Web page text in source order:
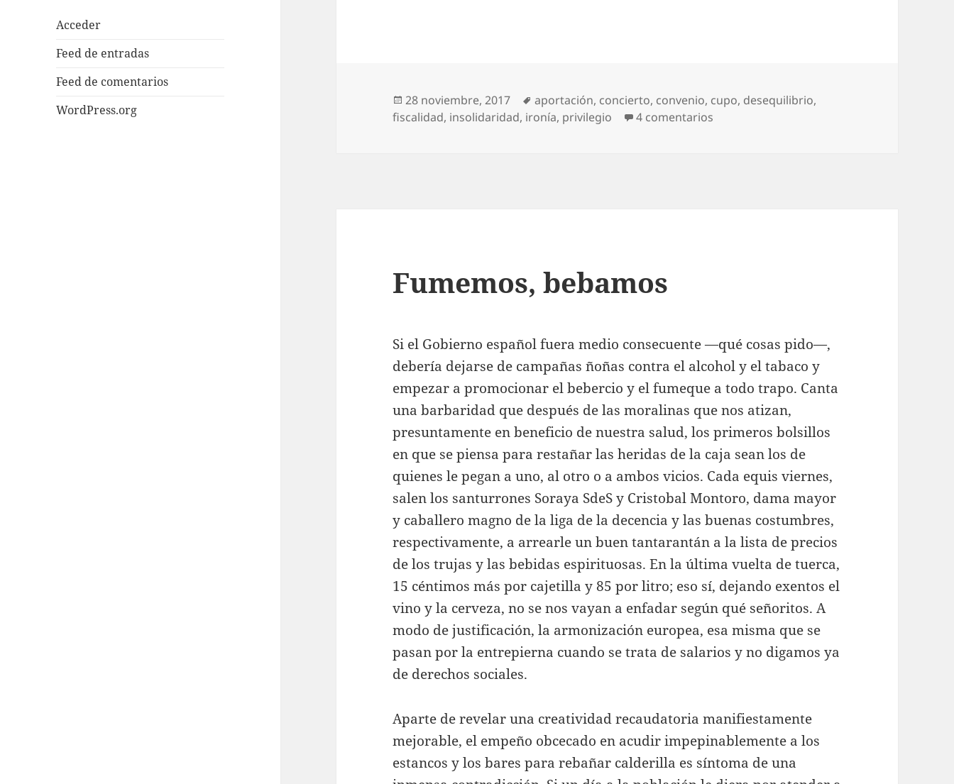
Acceder
Feed de entradas
Feed de comentarios
WordPress.org
Publicado
el
28 noviembre, 2017 Etiquetas
aportación, concierto, convenio, cupo, desequilibrio,
fiscalidad, insolidaridad, ironía, privilegio 4 comentarios
Fumemos, bebamos
Si el Gobierno español fuera medio consecuente —qué cosas pido—,
debería dejarse de campañas ñoñas contra el alcohol y el tabaco y
empezar a promocionar el bebercio y el fumeque a todo trapo. Canta
una barbaridad que después de las moralinas que nos atizan,
presuntamente en beneficio de nuestra salud, los primeros bolsillos
en que se piensa para restañar las heridas de la caja sean los de
quienes le pegan a uno, al otro o a ambos vicios. Cada equis viernes,
salen los santurrones Soraya SdeS y Cristobal Montoro, dama mayor
y caballero magno de la liga de la decencia y las buenas costumbres,
respectivamente, a arrearle un buen tantarantán a la lista de precios
de los trujas y las bebidas espirituosas. En la última vuelta de tuerca,
15 céntimos más por cajetilla y 85 por litro; eso sí, dejando exentos el
vino y la cerveza, no se nos vayan a enfadar según qué señoritos. A
modo de justificación, la armonización europea, esa misma que se
pasan por la entrepierna cuando se trata de salarios y no digamos ya
de derechos sociales.
Aparte de revelar una creatividad recaudatoria manifiestamente
mejorable, el empeño obcecado en acudir impepinablemente a los
estancos y los bares para rebañar calderilla es síntoma de una